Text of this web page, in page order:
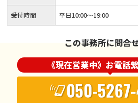
受付時間 平日10:00～19:00
この事務所に問合
《現在営業中》お電話
050-